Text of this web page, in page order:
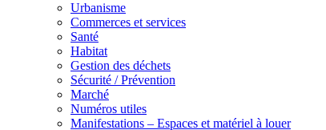
Urbanisme
Commerces et services
Santé
Habitat
Gestion des déchets
Sécurité / Prévention
Marché
Numéros utiles
Manifestations – Espaces et matériel à louer